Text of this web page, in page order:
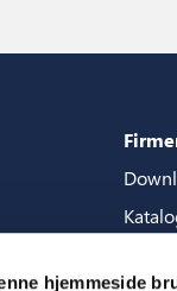
hjemmeside